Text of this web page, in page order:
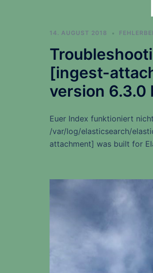
14. AUGUST 2018
[ingest-
version 6.3.0
Euer Index funktioniert
/var/log/elasticsearch/
attachment] was built for